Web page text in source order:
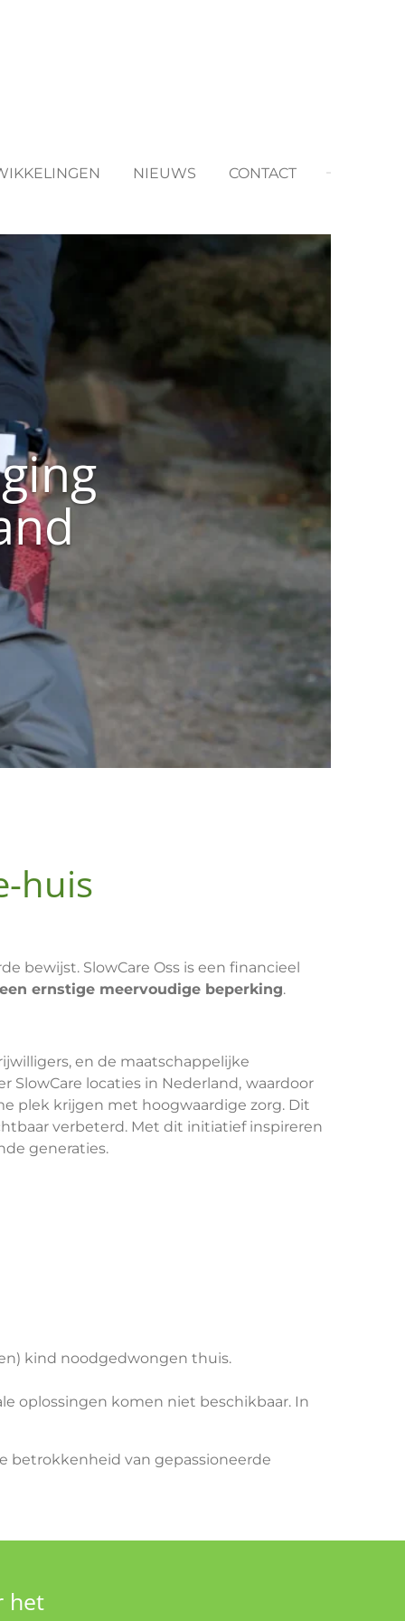
NIEUWS CONTACT
huis
bewijst. SlowCare Oss is een financieel
ernstige meervoudige beperking.
en de maatschappelijke
SlowCare locaties in Nederland, waardoor
plek krijgen met hoogwaardige zorg. Dit
verbeterd. Met dit initiatief inspireren
generaties.
kind noodgedwongen thuis.
oplossingen komen niet beschikbaar. In
betrokkenheid van gepassioneerde
het